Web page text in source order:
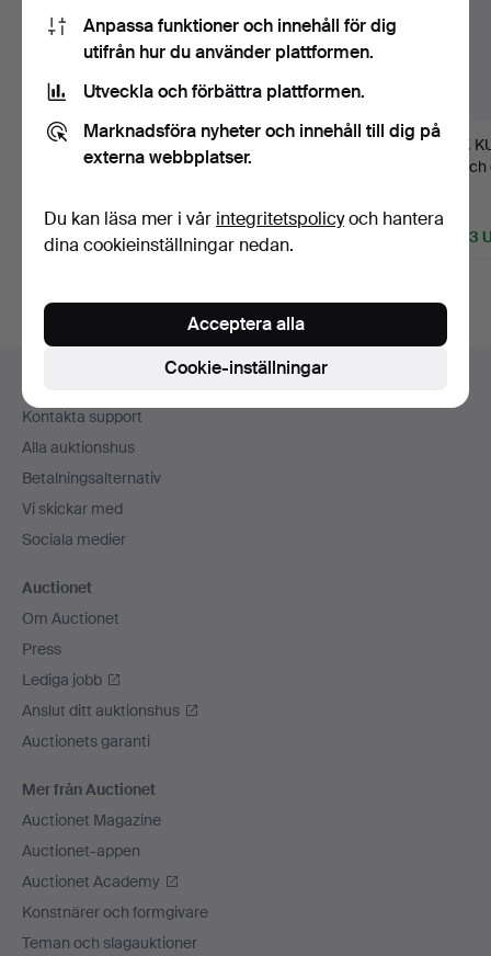
1233
ARPELS. Collier och
Sålt
16 335 USD
ÖRHÄNGEN, ett par,
Sålt
1 096 USD
.
Sålt
2 003
Sidfotsnavigation
Kontakta support
Alla auktionshus
Betalningsalternativ
Vi skickar med
Sociala medier
Auctionet
Om Auctionet
Press
Lediga jobb
Anslut ditt auktionshus
Auctionets garanti
Mer från Auctionet
Auctionet Magazine
Auctionet-appen
Auctionet Academy
Konstnärer och formgivare
Teman och slagauktioner
Anpassa funktioner och innehåll för dig
utifrån hur du använder plattformen.
Utveckla och förbättra plattformen.
Marknadsföra nyheter och innehåll till dig på
externa webbplatser.
Du kan läsa mer i vår integritetspolicyoch hantera
dina cookieinställningar nedan.
Cookie-inställningar
Acceptera alla